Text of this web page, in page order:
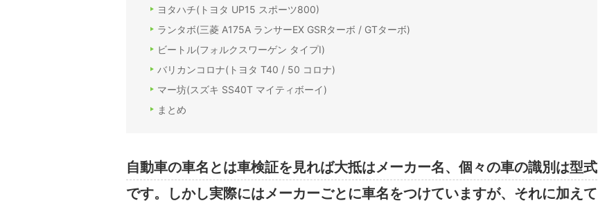
ヨタハチ(トヨタ UP15 スポーツ800)
ランタボ(三菱 A175A ランサーEX GSRターボ / GTターボ)
ビートル(フォルクスワーゲン タイプI)
バリカンコロナ(トヨタ T40 / 50 コロナ)
マー坊(スズキ SS40T マイティボーイ)
まとめ
自動車の車名とは車検証を見れば大抵はメーカー名、個々の車の識別は型式
です。しかし実際にはメーカーごとに車名をつけていますが、それに加えて